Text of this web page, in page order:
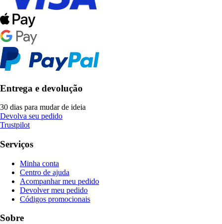
Entrega e devolução
30 dias para mudar de ideia
Devolva seu pedido
Trustpilot
Serviços
Minha conta
Centro de ajuda
Acompanhar meu pedido
Devolver meu pedido
Códigos promocionais
Sobre